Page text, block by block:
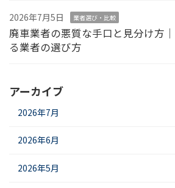
2026年7月5日 業者選び・比較
廃車業者の悪質な手口と見分け方
る業者の選び方
アーカイブ
2026年7月
2026年6月
2026年5月